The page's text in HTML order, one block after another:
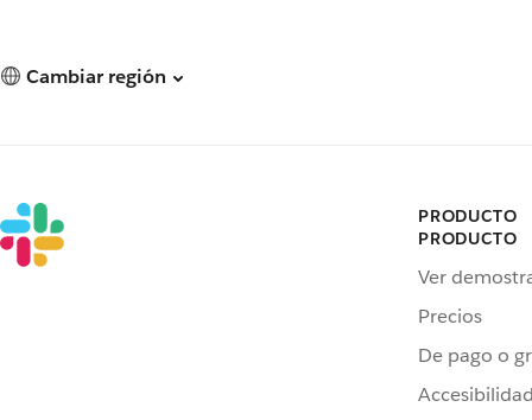
Cambiar región
PRODUCTO
PRODUCTO
Ver
Precios
De pago o